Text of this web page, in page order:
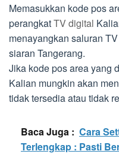
Memasukkan kode pos
perangkatTV digital
menayangkan saluran
siaran Tangerang.
Jika kode pos area yang
Kalian mungkin akan
tidak tersedia atau tidak
Baca Juga : Cara
Terlengkap : Pasti